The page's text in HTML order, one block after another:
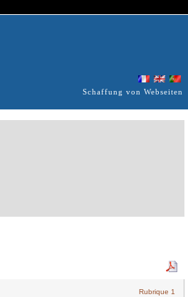
Schaffung von Webseiten
Rubrique 1